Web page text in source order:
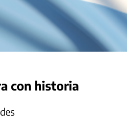
con historia